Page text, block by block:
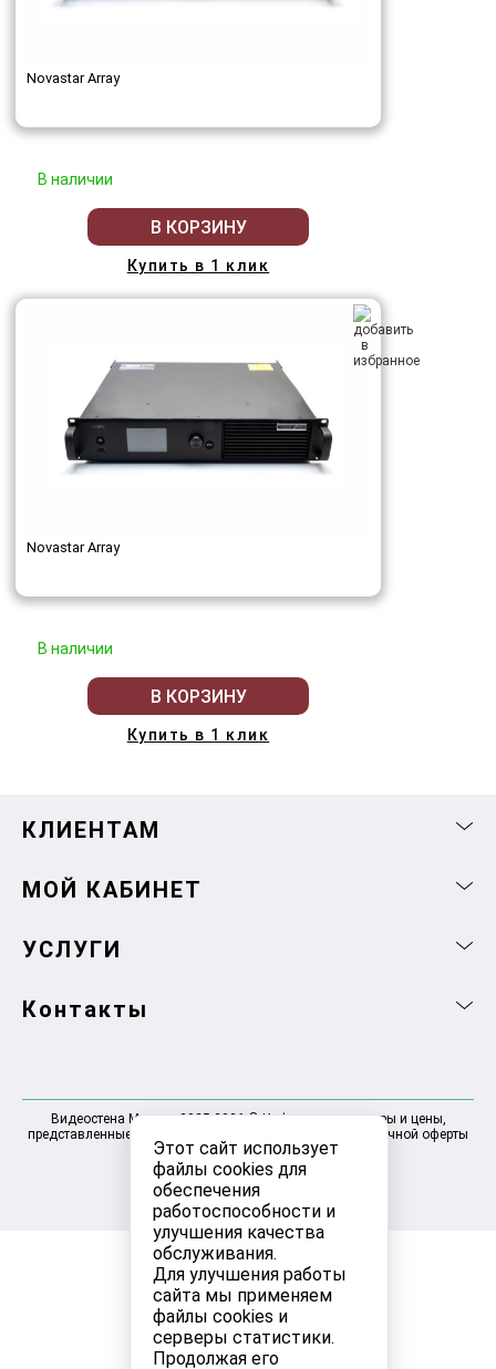
Этот сайт использует
файлы cookies для
обеспечения
работоспособности и
улучшения качества
обслуживания.
Для улучшения работы
сайта мы применяем
файлы cookies и
серверы статистики.
Продолжая его
Novastar Array
В наличии
В КОРЗИНУ
Купить в 1 клик
Novastar Array
В наличии
В КОРЗИНУ
Купить в 1 клик
КЛИЕНТАМ
МОЙ КАБИНЕТ
УСЛУГИ
Контакты
Видеостена Москва 2025-2026 © Информация, товары и цены,
представленные на сайте, не являются договором публичной оферты